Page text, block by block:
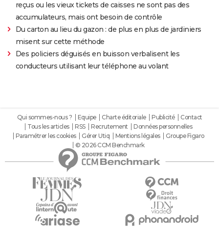
reçus ou les vieux tickets de caisses ne sont pas des
accumulateurs, mais ont besoin de contrôle
Du carton au lieu du gazon : de plus en plus de jardiniers
misent sur cette méthode
Des policiers déguisés en buisson verbalisent les
conducteurs utilisant leur téléphone au volant
Qui sommes-nous ? Equipe Charte éditoriale Publicité
Contact
Tous les articles
RSS Recrutement
Données personnelles
Paramétrer les cookies
Gérer Utiq Mentions légales
Groupe Figaro
© 2026 CCM Benchmark